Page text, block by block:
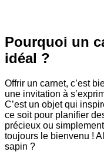
Pourquoi un
idéal ?
Offrir un carnet, c’est
une invitation à
C’est un objet qui
ce soit pour planifier
précieux ou
toujours le bienvenu !
sapin ?